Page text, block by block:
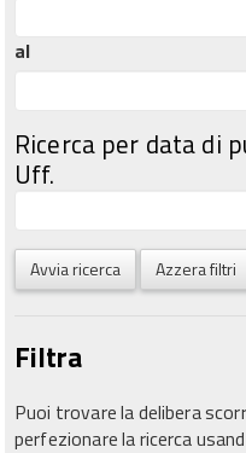
al
Ricerca per data di
Uff.
Avvia ricerca Azzera filtri
Filtra
Puoi trovare la delibera
perfezionare la ricerca